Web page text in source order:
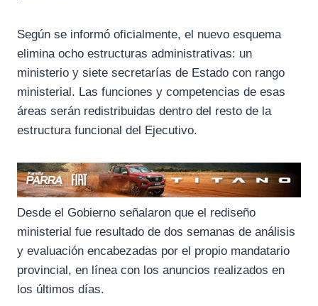
Según se informó oficialmente, el nuevo esquema
elimina ocho estructuras administrativas: un
ministerio y siete secretarías de Estado con rango
ministerial. Las funciones y competencias de esas
áreas serán redistribuidas dentro del resto de la
estructura funcional del Ejecutivo.
Desde el Gobierno señalaron que el rediseño
ministerial fue resultado de dos semanas de análisis
y evaluación encabezadas por el propio mandatario
provincial, en línea con los anuncios realizados en
los últimos días.